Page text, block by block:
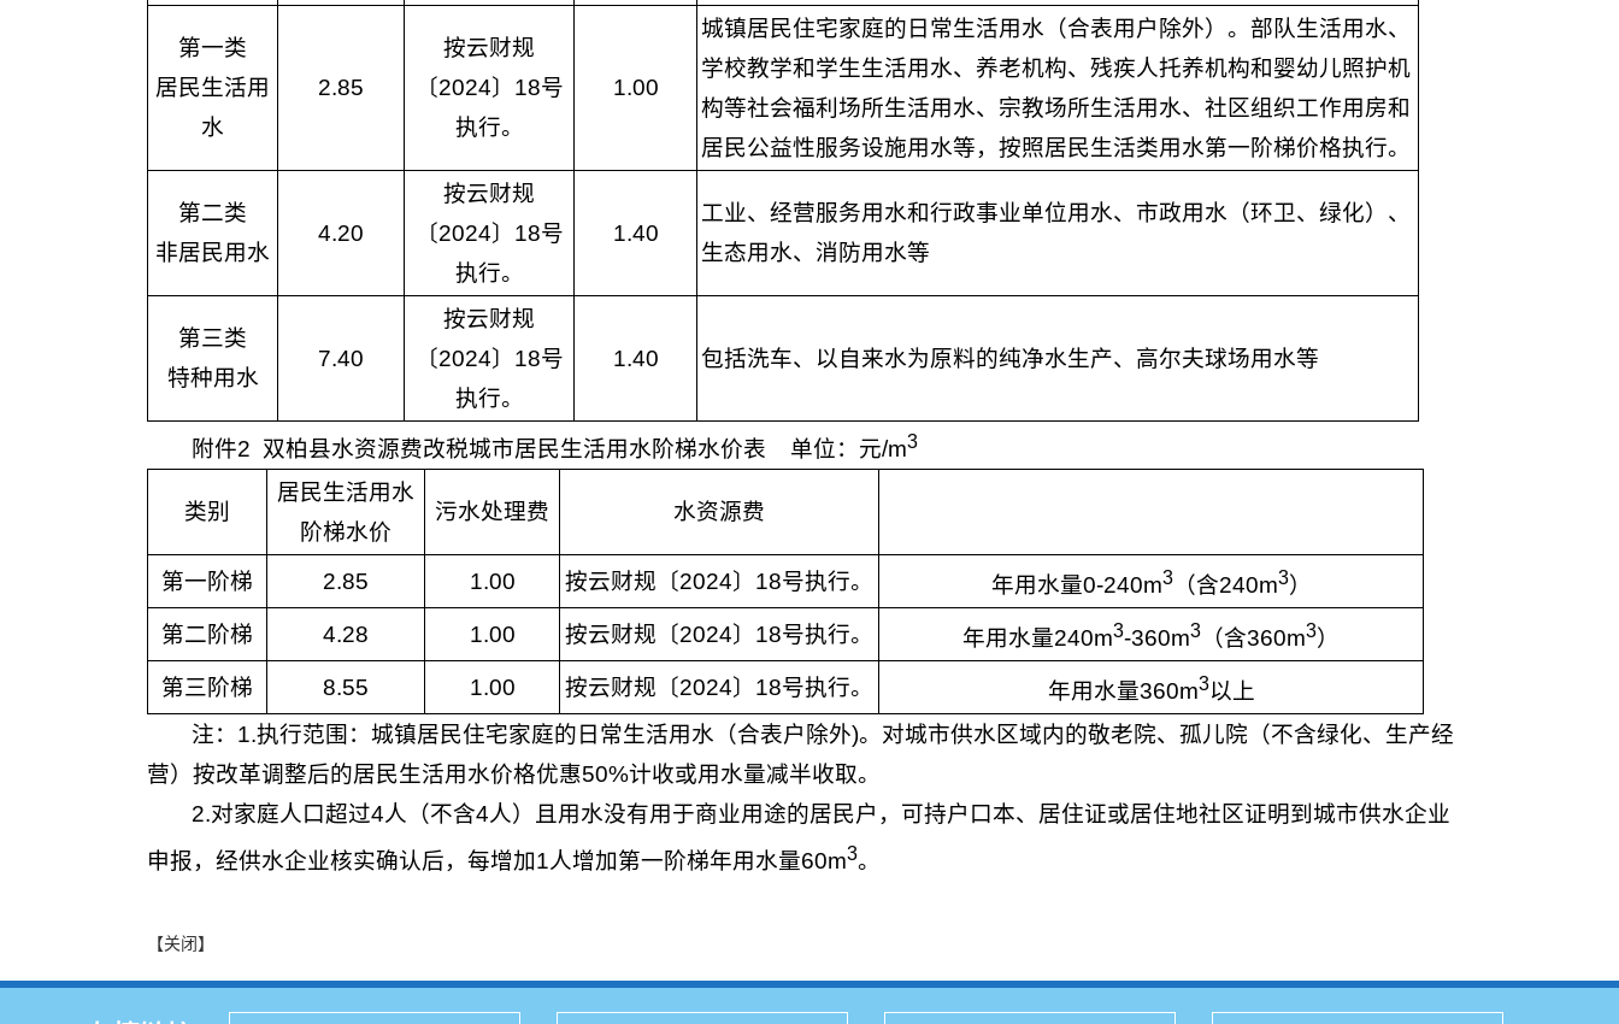
第一类
居民生活用
水
2.85
按云财规
〔2024〕18号
执行。
1.00
城镇居民住宅家庭的日常生活用水（合表用户除外）。部队生活用水、
学校教学和学生生活用水、养老机构、残疾人托养机构和婴幼儿照护机
构等社会福利场所生活用水、宗教场所生活用水、社区组织工作用房和
居民公益性服务设施用水等，按照居民生活类用水第一阶梯价格执行。
第二类
非居民用水
4.20
按云财规
〔2024〕18号
执行。
1.40
工业、经营服务用水和行政事业单位用水、市政用水（环卫、绿化）、
生态用水、消防用水等
第三类
特种用水
7.40
按云财规
〔2024〕18号
执行。
1.40 包括洗车、以自来水为原料的纯净水生产、高尔夫球场用水等
附件2 双柏县水资源费改税城市居民生活用水阶梯水价表 单位：元/m3
类别
居民生活用水
阶梯水价
污水处理费 水资源费
第一阶梯 2.85 1.00 按云财规〔2024〕18号执行。 年用水量0-240m3（含240m3）
第二阶梯
4.28 1.00 按云财规〔2024〕18号执行。 年用水量240m3-360m3 （含360m3）
第三阶梯
8.55 1.00 按云财规〔2024〕18号执行。 年用水量360m3以上
注：1.执行范围：城镇居民住宅家庭的日常生活用水（合表户除外)。对城市供水区域内的敬老院、孤儿院（不含绿化、生产经
营）按改革调整后的居民生活用水价格优惠50%计收或用水量减半收取。
2.对家庭人口超过4人（不含4人）且用水没有用于商业用途的居民户，可持户口本、居住证或居住地社区证明到城市供水企业
申报，经供水企业核实确认后，每增加1人增加第一阶梯年用水量60m3。
【关闭】